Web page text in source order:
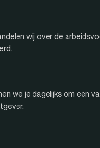
wij over de
we je dagelijks om een